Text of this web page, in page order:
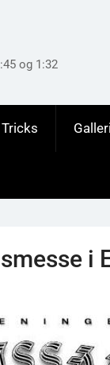
og 1:32
Galleri
i